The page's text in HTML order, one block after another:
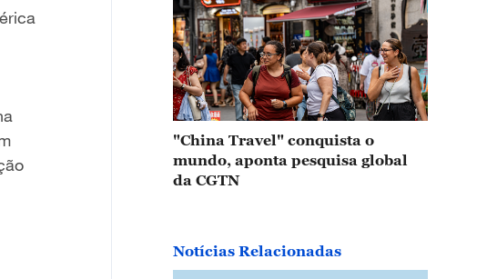
"China Travel" conquista o
mundo, aponta pesquisa global
da CGTN
Notícias Relacionadas